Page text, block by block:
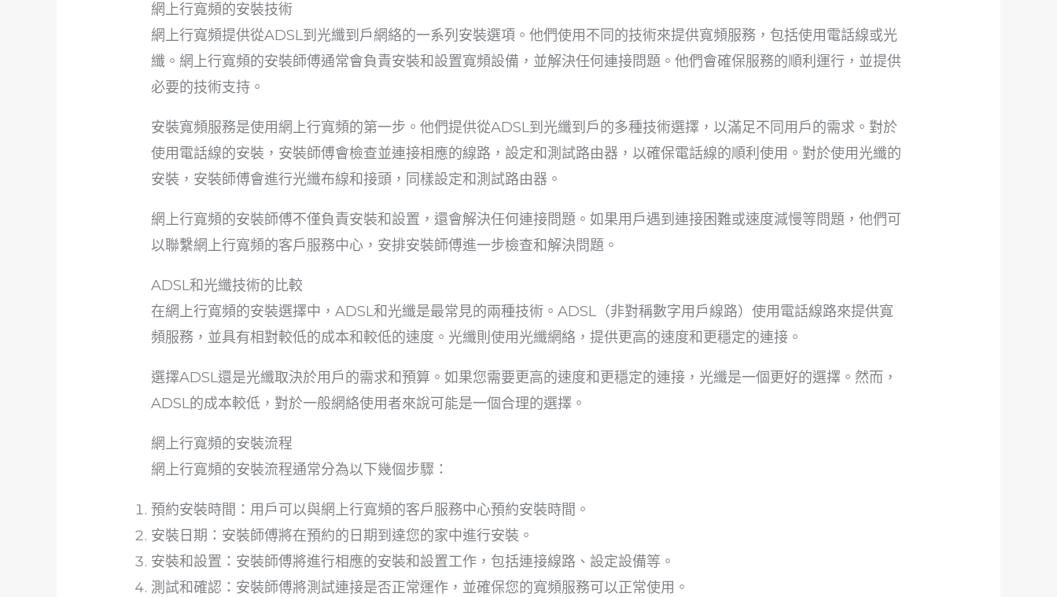
網上行寬頻的安裝技術
網上行寬頻提供從ADSL到光纖到戶網絡的一系列安裝選項。他們使用不同的技術來提供寬頻服務，包括使用電話線或光
纖。網上行寬頻的安裝師傅通常會負責安裝和設置寬頻設備，並解決任何連接問題。他們會確保服務的順利運行，並提供
必要的技術支持。
安裝寬頻服務是使用網上行寬頻的第一步。他們提供從ADSL到光纖到戶的多種技術選擇，以滿足不同用戶的需求。對於
使用電話線的安裝，安裝師傅會檢查並連接相應的線路，設定和測試路由器，以確保電話線的順利使用。對於使用光纖的
安裝，安裝師傅會進行光纖布線和接頭，同樣設定和測試路由器。
網上行寬頻的安裝師傅不僅負責安裝和設置，還會解決任何連接問題。如果用戶遇到連接困難或速度減慢等問題，他們可
以聯繫網上行寬頻的客戶服務中心，安排安裝師傅進一步檢查和解決問題。
ADSL和光纖技術的比較
在網上行寬頻的安裝選擇中，ADSL和光纖是最常見的兩種技術。ADSL（非對稱數字用戶線路）使用電話線路來提供寬
頻服務，並具有相對較低的成本和較低的速度。光纖則使用光纖網絡，提供更高的速度和更穩定的連接。
選擇ADSL還是光纖取決於用戶的需求和預算。如果您需要更高的速度和更穩定的連接，光纖是一個更好的選擇。然而，
ADSL的成本較低，對於一般網絡使用者來說可能是一個合理的選擇。
網上行寬頻的安裝流程
網上行寬頻的安裝流程通常分為以下幾個步驟：
預約安裝時間：用戶可以與網上行寬頻的客戶服務中心預約安裝時間。
安裝日期：安裝師傅將在預約的日期到達您的家中進行安裝。
安裝和設置：安裝師傅將進行相應的安裝和設置工作，包括連接線路、設定設備等。
測試和確認：安裝師傅將測試連接是否正常運作，並確保您的寬頻服務可以正常使用。